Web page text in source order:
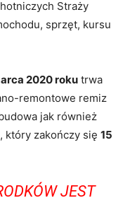
Straży
sprzęt, kursu
2020 roku trwa
remontowe remiz
jak również
który zakończy się 15
JEST